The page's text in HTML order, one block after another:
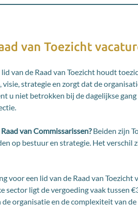
van Toezicht
lid van de Raad van Toezicht houdt
strategie en zorgt dat de
u niet betrokken bij de dagelijkse gang
van Commissarissen?Beiden zijn
op bestuur en strategie. Het verschil
voor een lid van de Raad van Toezicht
sector ligt de vergoeding vaak tussen
organisatie en de complexiteit van de